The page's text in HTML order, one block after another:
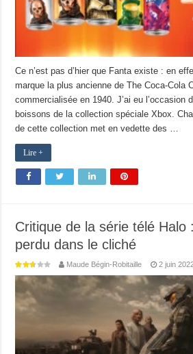
Ce n’est pas d’hier que Fanta existe : en
marque la plus ancienne de The Coca‑Cola
commercialisée en 1940. J’ai eu l’occasion
boissons de la collection spéciale Xbox.
de cette collection met en vedette des …
Lire +
Critique de la série télé Halo
perdu dans le cliché
Maude Bégin-Robitaille 2 juin